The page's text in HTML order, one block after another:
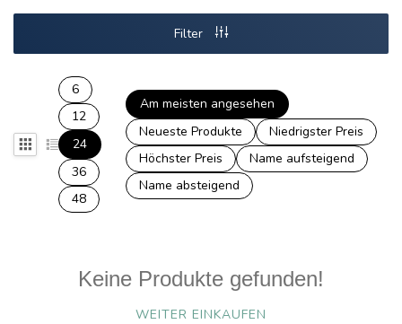
Filter
6
12
24
36
48
Am meisten angesehen
Neueste Produkte
Niedrigster Preis
Höchster Preis
Name aufsteigend
Name absteigend
Keine Produkte gefunden!
WEITER EINKAUFEN